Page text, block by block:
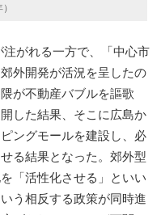
がれる一方で、「中心市
外開発が活況を呈したの
が不動産バブルを謳歌
した結果、そこに広島か
ングモールを建設し、必
る結果となった。郊外型
「活性化させる」といい
う相反する政策が同時進